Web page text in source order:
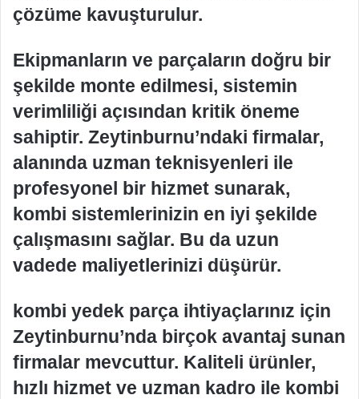
çözüme kavuşturulur.
Ekipmanların ve parçaların doğru bir
şekilde monte edilmesi, sistemin
verimliliği açısından kritik öneme
sahiptir. Zeytinburnu’ndaki firmalar,
alanında uzman teknisyenleri ile
profesyonel bir hizmet sunarak,
kombi sistemlerinizin en iyi şekilde
çalışmasını sağlar. Bu da uzun
vadede maliyetlerinizi düşürür.
kombi yedek parça ihtiyaçlarınız için
Zeytinburnu’nda birçok avantaj sunan
firmalar mevcuttur. Kaliteli ürünler,
hızlı hizmet ve uzman kadro ile kombi